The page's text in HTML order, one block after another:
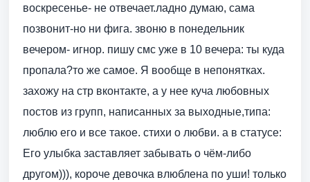
воскресенье- не отвечает.ладно думаю, сама
позвонит-но ни фига. звоню в понедельник
вечером- игнор. пишу смс уже в 10 вечера: ты куда
пропала?то же самое. Я вообще в непонятках.
захожу на стр вконтакте, а у нее куча любовных
постов из групп, написанных за выходные,типа:
люблю его и все такое. стихи о любви. а в статусе:
Его улыбка заставляет забывать о чём-либо
другом))), короче девочка влюблена по уши! только